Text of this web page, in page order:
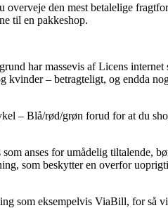
overveje den mest betalelige
til en pakkeshop.
har massevis af Licens internet
kvinder – betragteligt, og endda
– Blå/rød/grøn forud for at du
anses for umådelig tiltalende,
som beskytter en overfor
som eksempelvis ViaBill, for så